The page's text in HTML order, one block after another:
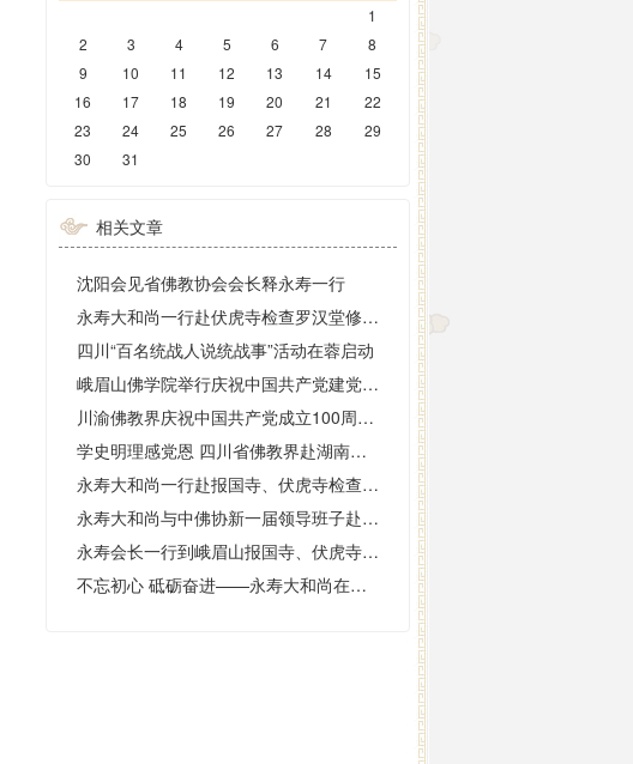
1
2
3 4 5 6 7
8
9
10 11 12 13 14
15
16
17 18 19 20 21
22
23
24 25 26 27 28
29
30
31
相关文章
沈阳会见省佛教协会会长释永寿一行
永寿大和尚一行赴伏虎寺检查罗汉堂修缮工程进展情况
四川“百名统战人说统战事”活动在蓉启动
峨眉山佛学院举行庆祝中国共产党建党100周年全体师生座谈会
川渝佛教界庆祝中国共产党成立100周年书画巡展在成都大慈寺开幕
学史明理感党恩 四川省佛教界赴湖南韶山开展红色教育
永寿大和尚一行赴报国寺、伏虎寺检查落实“双暂停”实施情况
永寿大和尚与中佛协新一届领导班子赴中国佛学院指导工作
永寿会长一行到峨眉山报国寺、伏虎寺看望僧职员工
不忘初心 砥砺奋进——永寿大和尚在四川省宗教界迎春座谈会上的发言